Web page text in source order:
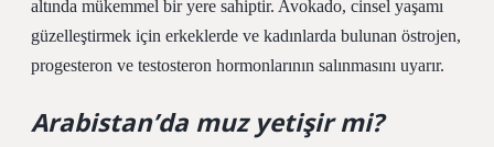
altında mükemmel bir yere sahiptir. Avokado, cinsel yaşamı
güzelleştirmek için erkeklerde ve kadınlarda bulunan östrojen,
progesteron ve testosteron hormonlarının salınmasını uyarır.
Arabistan’da muz yetişir mi?